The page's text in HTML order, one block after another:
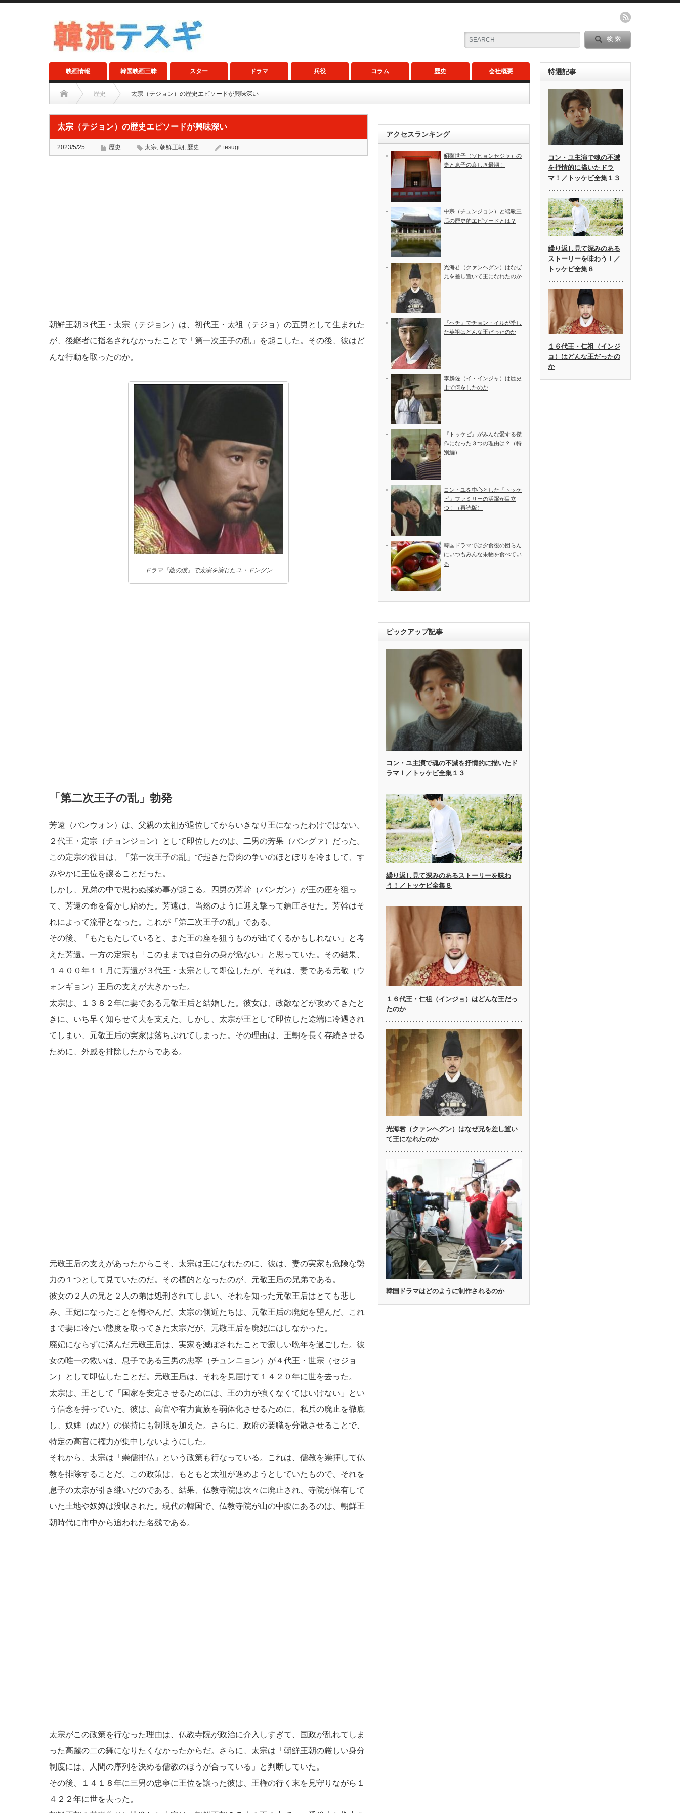
映画情報 韓国映画三昧 スター ドラマ 兵役 コラム 歴史 会社概要
歴史 太宗（テジョン）の歴史エピソードが興味深い
太宗（テジョン）の歴史エピソードが興味深い
2023/5/25 歴史 太宗, 朝鮮王朝 , 歴史 tesugi
朝鮮王朝３代王・太宗（テジョン）は、初代王・太祖（テジョ）の五男として生まれた
が、後継者に指名されなかったことで「第一次王子の乱」を起こした。その後、彼はど
んな行動を取ったのか。
ドラマ『龍の涙』で太宗を演じたユ・ドングン
「第二次王子の乱」勃発
芳遠（バンウォン）は、父親の太祖が退位してからいきなり王になったわけではない。
２代王・定宗（チョンジョン）として即位したのは、二男の芳果（バングァ）だった。
この定宗の役目は、「第一次王子の乱」で起きた骨肉の争いのほとぼりを冷まして、す
みやかに王位を譲ることだった。
しかし、兄弟の中で思わぬ揉め事が起こる。四男の芳幹（バンガン）が王の座を狙っ
て、芳遠の命を脅かし始めた。芳遠は、当然のように迎え撃って鎮圧させた。芳幹はそ
れによって流罪となった。これが「第二次王子の乱」である。
その後、「もたもたしていると、また王の座を狙うものが出てくるかもしれない」と考
えた芳遠。一方の定宗も「このままでは自分の身が危ない」と思っていた。その結果、
１４００年１１月に芳遠が３代王・太宗として即位したが、それは、妻である元敬（ウ
ォンギョン）王后の支えが大きかった。
太宗は、１３８２年に妻である元敬王后と結婚した。彼女は、政敵などが攻めてきたと
きに、いち早く知らせて夫を支えた。しかし、太宗が王として即位した途端に冷遇され
てしまい、元敬王后の実家は落ちぶれてしまった。その理由は、王朝を長く存続させる
ために、外戚を排除したからである。
元敬王后の支えがあったからこそ、太宗は王になれたのに、彼は、妻の実家も危険な勢
力の１つとして見ていたのだ。その標的となったのが、元敬王后の兄弟である。
彼女の２人の兄と２人の弟は処刑されてしまい、それを知った元敬王后はとても悲し
み、王妃になったことを悔やんだ。太宗の側近たちは、元敬王后の廃妃を望んだ。これ
まで妻に冷たい態度を取ってきた太宗だが、元敬王后を廃妃にはしなかった。
廃妃にならずに済んだ元敬王后は、実家を滅ぼされたことで寂しい晩年を過ごした。彼
女の唯一の救いは、息子である三男の忠寧（チュンニョン）が４代王・世宗（セジョ
ン）として即位したことだ。元敬王后は、それを見届けて１４２０年に世を去った。
太宗は、王として「国家を安定させるためには、王の力が強くなくてはいけない」とい
う信念を持っていた。彼は、高官や有力貴族を弱体化させるために、私兵の廃止を徹底
し、奴婢（ぬひ）の保持にも制限を加えた。さらに、政府の要職を分散させることで、
特定の高官に権力が集中しないようにした。
それから、太宗は「崇儒排仏」という政策も行なっている。これは、儒教を崇拝して仏
教を排除することだ。この政策は、もともと太祖が進めようとしていたもので、それを
息子の太宗が引き継いだのである。結果、仏教寺院は次々に廃止され、寺院が保有して
いた土地や奴婢は没収された。現代の韓国で、仏教寺院が山の中腹にあるのは、朝鮮王
朝時代に市中から追われた名残である。
太宗がこの政策を行なった理由は、仏教寺院が政治に介入しすぎて、国政が乱れてしま
った高麗の二の舞になりたくなかったからだ。さらに、太宗は「朝鮮王朝の厳しい身分
制度には、人間の序列を決める儒教のほうが合っている」と判断していた。
その後、１４１８年に三男の忠寧に王位を譲った彼は、王権の行く末を見守りながら１
４２２年に世を去った。
アクセスランキング
昭顕世子（ソヒョンセジャ）の
妻と息子の哀しき最期！
中宗（チュンジョン）と端敬王
后の歴史的エピソードとは？
光海君（クァンヘグン）はなぜ
兄を差し置いて王になれたのか
『ヘチ』でチョン・イルが扮し
た英祖はどんな王だったのか
李麟佐（イ・インジャ）は歴史
上で何をしたのか
『トッケビ』がみんな愛する傑
作になった３つの理由は？（特
別編）
コン・ユを中心とした『トッケ
ビ』ファミリーの活躍が目立
つ！（再読版）
韓国ドラマでは夕食後の団らん
にいつもみんな果物を食べてい
る
ピックアップ記事
コン・ユ主演で魂の不滅を抒情的に描いたド
ラマ！／トッケビ全集１３
繰り返し見て深みのあるストーリーを味わ
う！／トッケビ全集８
１６代王・仁祖（インジョ）はどんな王だっ
たのか
光海君（クァンヘグン）はなぜ兄を差し置い
て王になれたのか
韓国ドラマはどのように制作されるのか
特選記事
コン・ユ主演で魂の不滅
を抒情的に描いたドラ
マ！／トッケビ全集１３
繰り返し見て深みのある
ストーリーを味わう！／
トッケビ全集８
１６代王・仁祖（インジ
ョ）はどんな王だったの
か